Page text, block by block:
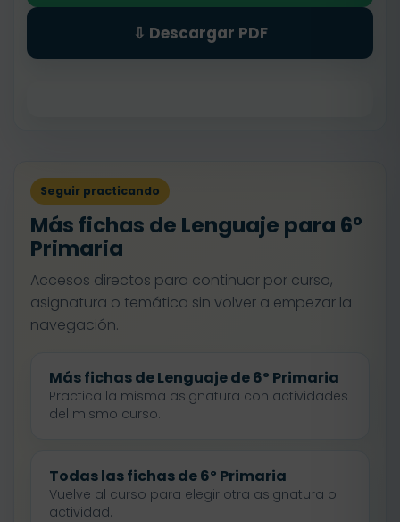
⇩ Descargar PDF
Seguir practicando
Más fichas de Lenguaje para 6º
Primaria
Accesos directos para continuar por curso,
asignatura o temática sin volver a empezar la
navegación.
Más fichas de Lenguaje de 6º Primaria
Practica la misma asignatura con actividades
del mismo curso.
Todas las fichas de 6º Primaria
Vuelve al curso para elegir otra asignatura o
actividad.